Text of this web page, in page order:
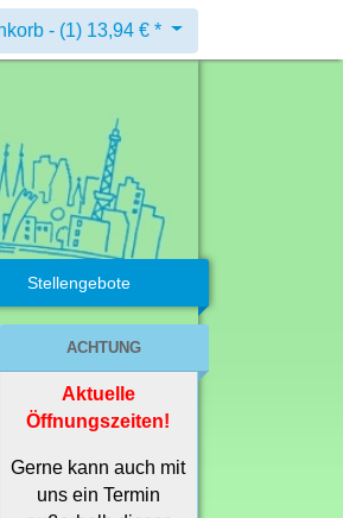
- (1) 13,94 € *
Stellengebote
ACHTUNG
Aktuelle
Öffnungszeiten!
Gerne kann auch mit
uns ein Termin